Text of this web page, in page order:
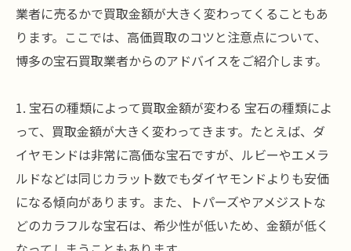
業者に売るかで買取金額が大きく変わってくることもあ
ります。ここでは、高価買取のコツと注意点について、
博多の宝石買取業者からのアドバイスをご紹介します。
1. 宝石の種類によって買取金額が変わる 宝石の種類によ
って、買取金額が大きく変わってきます。たとえば、ダ
イヤモンドは非常に高価な宝石ですが、ルビーやエメラ
ルドなどは同じカラット数でもダイヤモンドよりも安価
になる傾向があります。また、トパーズやアメジストな
どのカラフルな宝石は、希少性が低いため、金額が低く